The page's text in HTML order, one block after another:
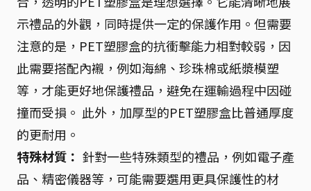
示禮品的外觀，同時提供一定的保護作用。但需要
注意的是，PET塑膠盒的抗衝擊能力相對較弱，因
此需要搭配內襯，例如海綿、珍珠棉或紙漿模塑
等，才能更好地保護禮品，避免在運輸過程中因碰
撞而受損。 此外，加厚型的PET塑膠盒比普通厚度
的更耐用。
特殊材質： 針對一些特殊類型的禮品，例如電子產
品、精密儀器等，可能需要選用更具保護性的材